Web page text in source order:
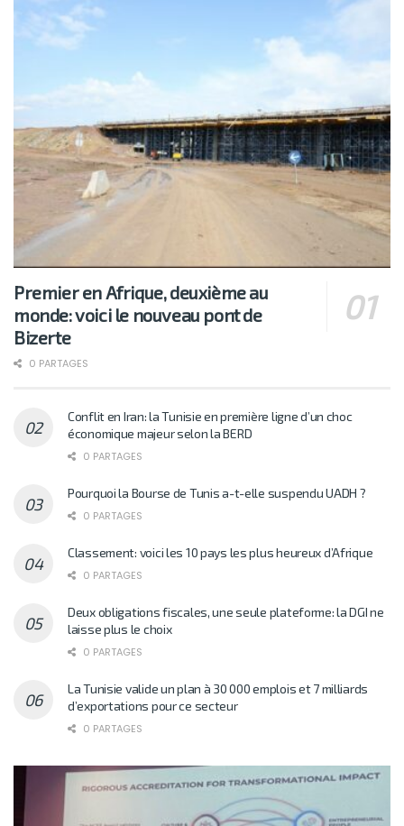
Premier en Afrique, deuxième au
monde: voici le nouveau pont de
Bizerte
0 PARTAGES
Conflit en Iran: la Tunisie en première ligne d’un choc
économique majeur selon la BERD
0 PARTAGES
Pourquoi la Bourse de Tunis a-t-elle suspendu UADH ?
0 PARTAGES
Classement: voici les 10 pays les plus heureux d’Afrique
0 PARTAGES
Deux obligations fiscales, une seule plateforme: la DGI ne
laisse plus le choix
0 PARTAGES
La Tunisie valide un plan à 30 000 emplois et 7 milliards
d’exportations pour ce secteur
0 PARTAGES